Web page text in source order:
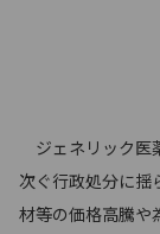
ジェネリック医
次ぐ行政処分に揺
材等の価格高騰や